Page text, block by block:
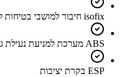
isofix חיבור למושבי בטיחות לילדים
ABS מערכת למניעת נעילת גלגלים
ESP בקרת יציבות